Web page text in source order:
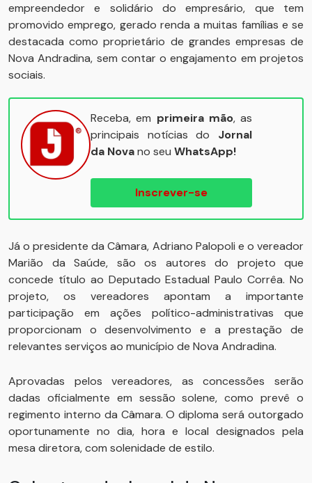
empreendedor e solidário do empresário, que tem
promovido emprego, gerado renda a muitas famílias e se
destacada como proprietário de grandes empresas de
Nova Andradina, sem contar o engajamento em projetos
sociais.
Receba, em primeira mão, as
principais notícias do Jornal
da Novano seu WhatsApp!
Inscrever-se
Já o presidente da Câmara, Adriano Palopoli e o vereador
Marião da Saúde, são os autores do projeto que
concede título ao Deputado Estadual Paulo Corrêa. No
projeto, os vereadores apontam a importante
participação em ações político-administrativas que
proporcionam o desenvolvimento e a prestação de
relevantes serviços ao município de Nova Andradina.
Aprovadas pelos vereadores, as concessões serão
dadas oficialmente em sessão solene, como prevê o
regimento interno da Câmara. O diploma será outorgado
oportunamente no dia, hora e local designados pela
mesa diretora, com solenidade de estilo.